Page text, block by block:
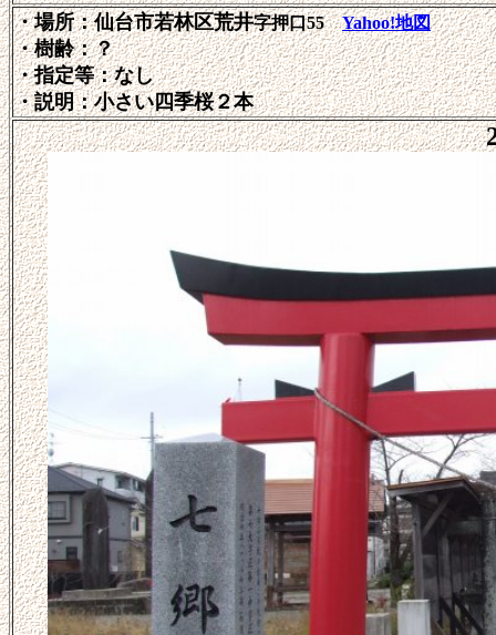
・場所：仙台市若林区荒井字押口55Yahoo!地図
・樹齢：？
・指定等：なし
・説明：小さい四季桜２本